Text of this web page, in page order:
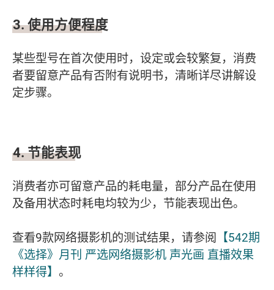
3.使用方便程度
某些型号在首次使用时，设定或会较繁复，消费
者要留意产品有否附有说明书，清晰详尽讲解设
定步骤。
4.节能表现
消费者亦可留意产品的耗电量，部分产品在使用
及备用状态时耗电均较为少，节能表现出色。
查看9款网络摄影机的测试结果，请参阅 【542期
《选择》月刊 严选网络摄影机 声光画 直播效果
样样得】 。